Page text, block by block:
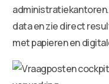
data en zie direct
met papieren en